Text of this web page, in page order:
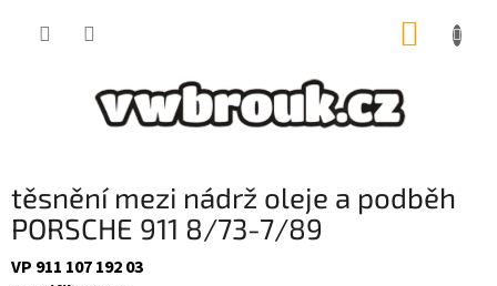
těsnění mezi nádrž oleje a podběh
PORSCHE 911 8/73-7/89
VP 911 107 192 03